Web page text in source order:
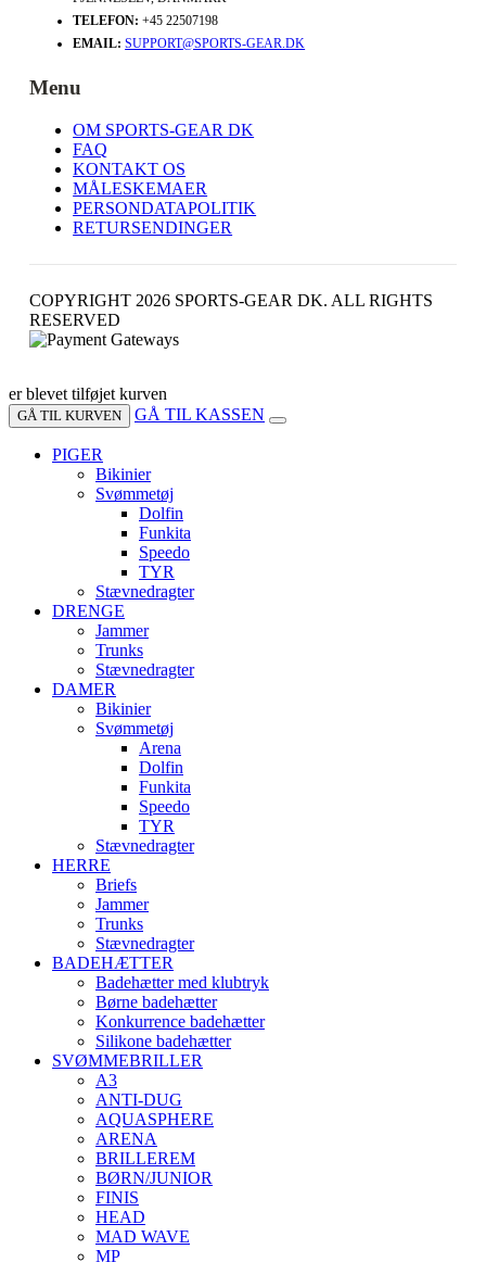
TELEFON: +45 22507198
EMAIL: SUPPORT@SPORTS-GEAR.DK
Menu
OM SPORTS-GEAR DK
FAQ
KONTAKT OS
MÅLESKEMAER
PERSONDATAPOLITIK
RETURSENDINGER
COPYRIGHT 2026 SPORTS-GEAR DK. ALL RIGHTS
RESERVED
er blevet tilføjet kurven
GÅ TIL KURVEN GÅ TIL KASSEN
PIGER
Bikinier
Svømmetøj
Dolfin
Funkita
Speedo
TYR
Stævnedragter
DRENGE
Jammer
Trunks
Stævnedragter
DAMER
Bikinier
Svømmetøj
Arena
Dolfin
Funkita
Speedo
TYR
Stævnedragter
HERRE
Briefs
Jammer
Trunks
Stævnedragter
BADEHÆTTER
Badehætter med klubtryk
Børne badehætter
Konkurrence badehætter
Silikone badehætter
SVØMMEBRILLER
A3
ANTI-DUG
AQUASPHERE
ARENA
BRILLEREM
BØRN/JUNIOR
FINIS
HEAD
MAD WAVE
MP